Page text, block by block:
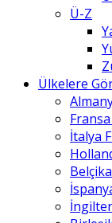
Ü-Z
Ülkelere
İtalya